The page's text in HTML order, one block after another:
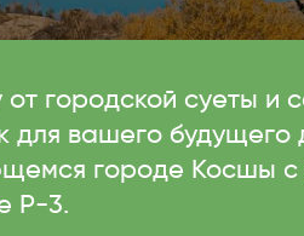
городской суеты и
для вашего будущего
городе Косшы с
Р-3.